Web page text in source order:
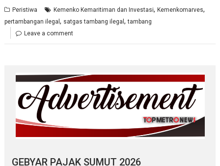
Peristiwa Kemenko Kemaritiman dan Investasi,Kemenkomarves,
pertambangan ilegal, satgas tambang ilegal,tambang
Leave a comment
GEBYAR PAJAK SUMUT 2026